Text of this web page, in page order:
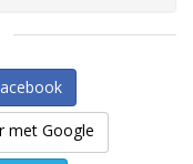
met Google